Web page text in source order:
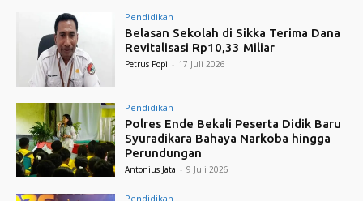
Pendidikan
Belasan Sekolah di Sikka Terima Dana
Revitalisasi Rp10,33 Miliar
Petrus Popi - 17 Juli 2026
Pendidikan
Polres Ende Bekali Peserta Didik Baru
Syuradikara Bahaya Narkoba hingga
Perundungan
Antonius Jata - 9 Juli 2026
Pendidikan